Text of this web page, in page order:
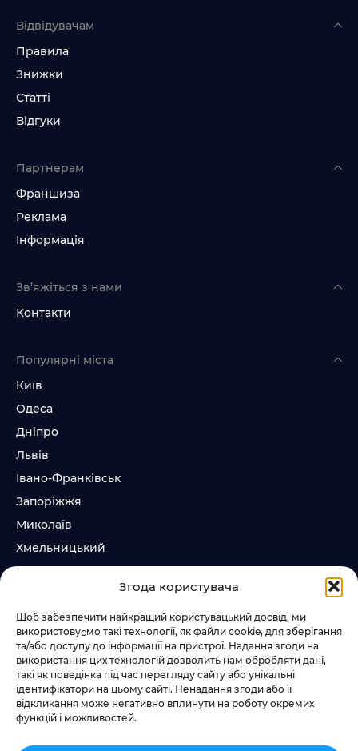
Згода користувача
Щоб забезпечити найкращий користувацький досвід, ми
використовуємо такі технології, як файли cookie, для зберігання
та/або доступу до інформації на пристрої. Надання згоди на
використання цих технологій дозволить нам обробляти дані,
такі як поведінка під час перегляду сайту або унікальні
ідентифікатори на цьому сайті. Ненадання згоди або її
відкликання може негативно вплинути на роботу окремих
функцій і можливостей.
Відвідувачам
Правила
Знижки
Статті
Відгуки
Партнерам
Франшиза
Реклама
Інформація
Зв’яжіться з нами
Контакти
Популярні міста
Київ
Одеса
Дніпро
Львів
Івано-Франківськ
Запоріжжя
Миколаїв
Хмельницький
Суми
Слідкувати за нами
+38 073 185 81 11
+38 067 457 86 44